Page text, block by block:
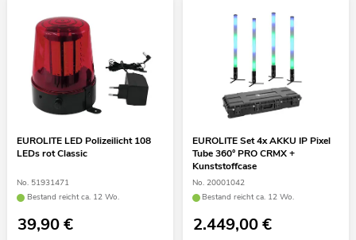
EUROLITE LED Polizeilicht 108
LEDs rot Classic
No. 51931471
Bestand reicht ca. 12 Wo.
39,90€
EUROLITE Set 4x AKKU IP Pixel
Tube 360° PRO CRMX +
Kunststoffcase
No. 20001042
Bestand reicht ca. 12 Wo.
2.449,00€